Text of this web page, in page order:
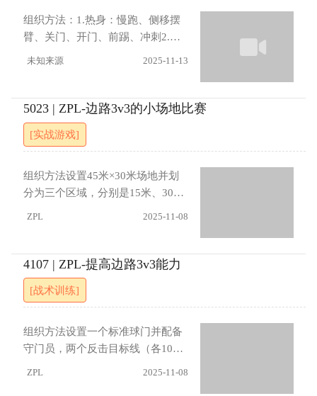
脚挡+右脚起马赛指导要点：（1）
人球结合（2）节奏
组织方法：1.热身：慢跑、侧移摆
臂、关门、开门、前踢、冲刺2.敏
捷梯+10m冲刺：正面跟步、侧身跟
运控、六碟快速突破5.快速假动作
后的内切射门：高速同脚外跨外
拨、高速马修斯、右侧拉左内扣、
右单车左拨指导要点：（1）带球变
速变向（2）节奏变化（3）幅度和
爆发
未知来源 2025-11-13
5023 | ZPL-边路3v3的小场地比赛
[实战游戏]
组织方法设置45米×30米场地并划
分为三个区域，分别是15米、30
间区域两个球门前各形成1对1攻
防。所有队员仅可在本区域内活
动，边路队员传中前只能触球1次，
中路队员射门允许2次触球。指导要
点边路队员需把握传中时机与精
度，中路队员应灵活选位接应；防
传球路线。全体队员需注重区域协
ZPL 2025-11-08
4107 | ZPL-提高边路3v3能力
[战术训练]
组织方法设置一个标准球门并配备
守门员，两个反击目标线（各10米
ZPL 2025-11-08